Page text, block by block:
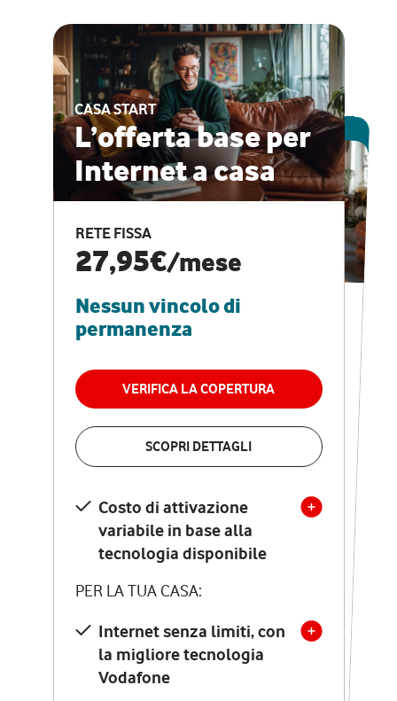
CASA START
L’offerta base per
Internet a casa
RETE FISSA
27,95€/mese
Nessun vincolo di
permanenza
VERIFICA LA COPERTURA
SCOPRI DETTAGLI
Costo di attivazione
variabile in base alla
tecnologia disponibile
PER LA TUA CASA:
Internet senza limiti, con
la migliore tecnologia
Vodafone
ESCLUSIVA ONLINE
CASA PRO
Internet veloce e
vantaggi speciali
RETE FISSA + VODAFONE CLUB
29,95€
permanenza
VERIFICA LA COPERTURA
Costo di attivazione
variabile in base alla
tecnologia disponibile
PER LA TUA CASA:
Internet senza limiti, con
la migliore tecnologia
Vodafone
Modem Seven con Wi-Fi 7